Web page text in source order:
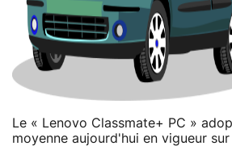
Le « Lenovo Classmate+ PC »
moyenne aujourd'hui en vigueur